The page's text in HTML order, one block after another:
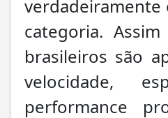
verdadeiramente
categoria.
brasileiros são
velocidade,
performance